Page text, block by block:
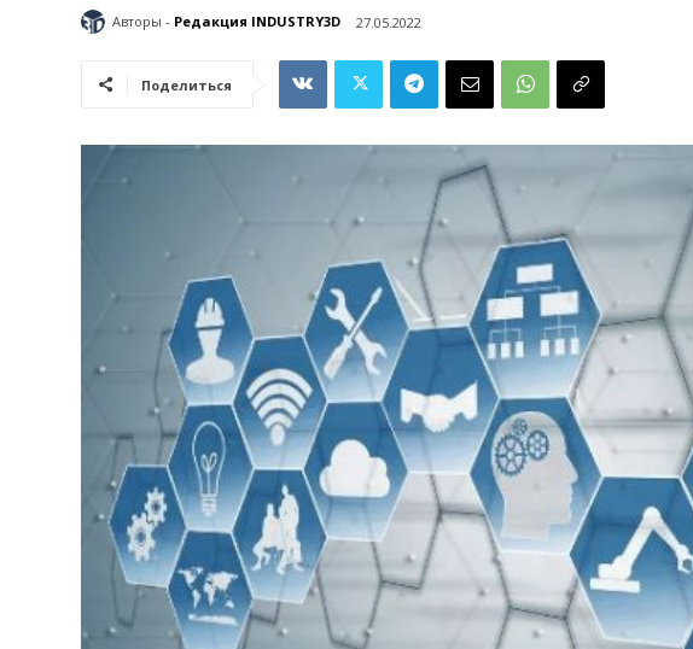
Авторы - Редакция INDUSTRY3D 27.05.2022
Поделиться